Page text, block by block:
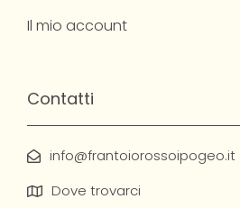
Il mio account
Contatti
info@frantoiorossoipogeo.it
Dove trovarci